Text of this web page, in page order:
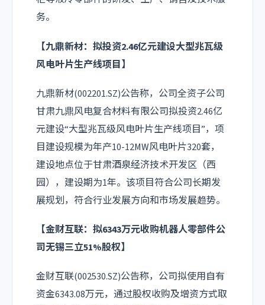
务。
【九鼎新材：拟投资2.46亿元建设大型兆瓦级
风电叶片生产线项目】
九鼎新材(002201.SZ)公告称，公司全资子公司
甘肃九鼎风电复合材料有限公司拟投资2.46亿
元建设“大型兆瓦级风电叶片生产线项目”，项
目建设规模为年产10-12MW风电叶片320套，
建设地点位于甘肃酒泉经济技术开发区（西
园），建设期为1年。该项目符合公司长期发
展规划，符合行业发展方向和市场发展趋势。
【金财互联：拟6343万元收购机器人零部件公
司无锡三立51%股权】
金财互联(002530.SZ)公告称，公司拟使用自有
资金6343.08万元，通过股权收购及增资方式取